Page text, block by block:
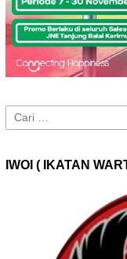
Cari
untuk:
IWOI ( IKATAN